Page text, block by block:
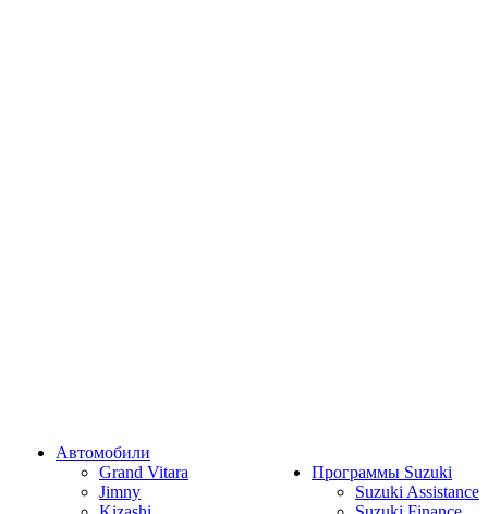
Автомобили
Grand Vitara
Jimny
Программы Suzuki
Suzuki Assistance